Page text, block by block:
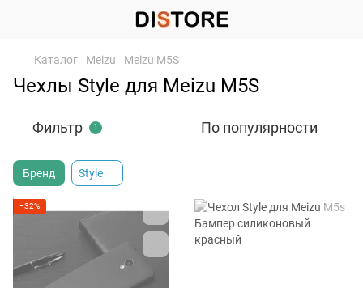
Каталог Meizu Meizu M5S
Чехлы Style для Meizu M5S
Фильтр 1 По популярности
Бренд Style
−32%